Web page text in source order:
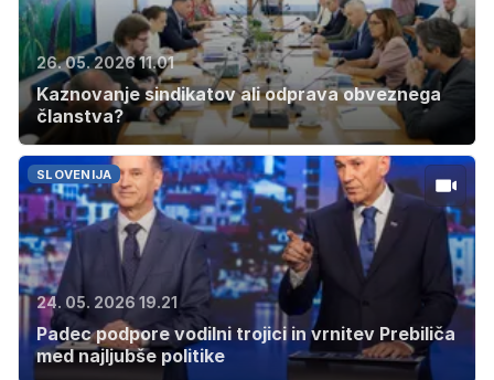
26. 05. 2026 11.01
Kaznovanje sindikatov ali odprava obveznega
članstva?
SLOVENIJA
24. 05. 2026 19.21
Padec podpore vodilni trojici in vrnitev Prebiliča
med najljubše politike